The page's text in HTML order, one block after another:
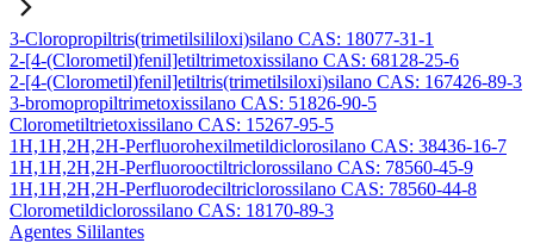
3-Cloropropiltris(trimetilsililoxi)silano CAS: 18077-31-1
2-[4-(Clorometil)fenil]etiltrimetoxissilano CAS: 68128-25-6
2-[4-(Clorometil)fenil]etiltris(trimetilsiloxi)silano CAS: 167426-89-3
3-bromopropiltrimetoxissilano CAS: 51826-90-5
Clorometiltrietoxissilano CAS: 15267-95-5
1H,1H,2H,2H-Perfluorohexilmetildiclorosilano CAS: 38436-16-7
1H,1H,2H,2H-Perfluorooctiltriclorossilano CAS: 78560-45-9
1H,1H,2H,2H-Perfluorodeciltriclorossilano CAS: 78560-44-8
Clorometildiclorossilano CAS: 18170-89-3
Agentes Sililantes